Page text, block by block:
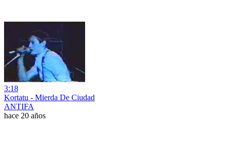
3:18
Kortatu - Mierda De Ciudad
ANTIFA
hace 20 años